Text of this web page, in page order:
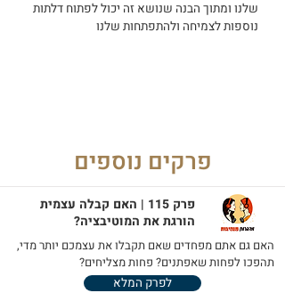
שלנו ומתוך הבנה שנושא זה יכול לפתוח דלתות
נוספות לצמיחה ולהתפתחות שלנו
פרקים נוספים
פרק 115 | האם קבלה עצמית
הורגת את המוטיבציה?
האם גם אתם מפחדים שאם תקבלו את עצמכם יותר מדי,
תהפכו לפחות שאפתנים? פחות מצליחים?
לפרק המלא